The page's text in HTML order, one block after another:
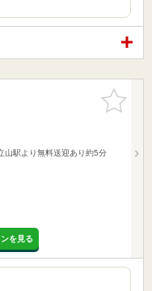
お気に入
りに追加
山駅より無料送迎あり約5分
を見る